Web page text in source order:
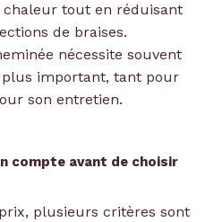
tout en réduisant
de braises.
nécessite souvent
important, tant pour
son entretien.
compte avant de choisir
plusieurs critères sont